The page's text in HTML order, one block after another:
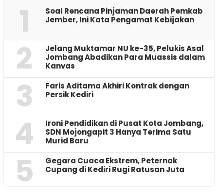
1
‎Soal Rencana Pinjaman Daerah Pemkab
Jember, Ini Kata Pengamat Kebijakan ‎
2
Jelang Muktamar NU ke-35, Pelukis Asal
Jombang Abadikan Para Muassis dalam
Kanvas
3
Faris Aditama Akhiri Kontrak dengan
Persik Kediri
4
Ironi Pendidikan di Pusat Kota Jombang,
SDN Mojongapit 3 Hanya Terima Satu
Murid Baru
5
‎Gegara Cuaca Ekstrem, Peternak
Cupang di Kediri Rugi Ratusan Juta